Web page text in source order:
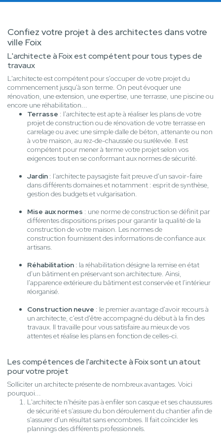
Confiez votre projet à des architectes dans votre
ville Foix
L'architecte à Foix est compétent pour tous types de
travaux
L'architecte est compétent pour s'occuper de votre projet du
commencement jusqu'à son terme. On peut évoquer une
rénovation, une extension, une expertise, une terrasse, une piscine ou
encore une réhabilitation...
Terrasse : l'architecte est apte à réaliser les plans de votre
projet de construction ou de rénovation de votre terrasse en
carrelage ou avec une simple dalle de béton, attenante ou non
à votre maison, au rez-de-chaussée ou surélevée. Il est
compétent pour mener à terme votre projet selon vos
exigences tout en se conformant aux normes de sécurité.
Jardin : l’architecte paysagiste fait preuve d'un savoir-faire
dans différents domaines et notamment : esprit de synthèse,
gestion des budgets et vulgarisation.
Mise aux normes : une norme de construction se définit par
différentes dispositions prises pour garantir la qualité de la
construction de votre maison. Les normes de
construction fournissent des informations de confiance aux
artisans.
Réhabilitation : la réhabilitation désigne la remise en état
d'un bâtiment en préservant son architecture. Ainsi,
l'apparence extérieure du bâtiment est conservée et l'intérieur
réorganisé.
Construction neuve : le premier avantage d'avoir recours à
un architecte, c'est d'être accompagné du début à la fin des
travaux. Il travaille pour vous satisfaire au mieux de vos
attentes et réalise les plans en fonction de celles-ci.
Les compétences de l'architecte à Foix sont un atout
pour votre projet
Solliciter un architecte présente de nombreux avantages. Voici
pourquoi...
L'architecte n'hésite pas à enfiler son casque et ses chaussures
de sécurité et s’assure du bon déroulement du chantier afin de
s'assurer d'un résultat sans encombres. Il fait coïncider les
plannings des différents professionnels.